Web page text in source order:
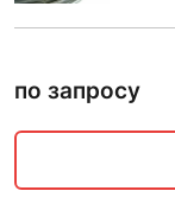
по запросу